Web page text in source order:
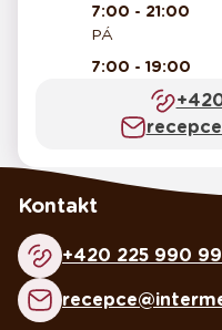
7:00 - 21:00
PÁ
7:00 - 19:00
Kontakt
+420 225 990